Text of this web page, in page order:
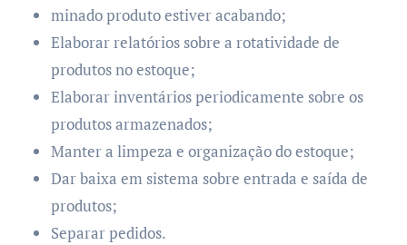
minado produto estiver acabando;
Elaborar relatórios sobre a rotatividade de
produtos no estoque;
Elaborar inventários periodicamente sobre os
produtos armazenados;
Manter a limpeza e organização do estoque;
Dar baixa em sistema sobre entrada e saída de
produtos;
Separar pedidos.